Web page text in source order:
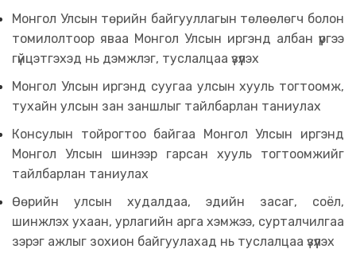
Монгол Улсын төрийн байгууллагын төлөөлөгч болон
томилолтоор яваа Монгол Улсын иргэнд албан үүргээ
гүйцэтгэхэд нь дэмжлэг, туслалцаа үзүүлэх
Монгол Улсын иргэнд суугаа улсын хууль тогтоомж,
тухайн улсын зан заншлыг тайлбарлан таниулах
Консулын тойрогтоо байгаа Монгол Улсын иргэнд
Монгол Улсын шинээр гарсан хууль тогтоомжийг
тайлбарлан таниулах
Өөрийн улсын худалдаа, эдийн засаг, соёл,
шинжлэх ухаан, урлагийн арга хэмжээ, сурталчилгаа
зэрэг ажлыг зохион байгуулахад нь туслалцаа үзүүлэх